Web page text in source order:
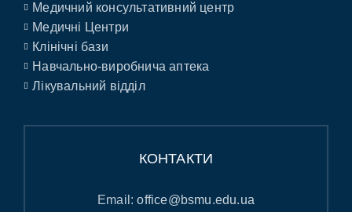
Медичний консультативний центр
Медичні Центри
Клінічні бази
Навчально-виробнича аптека
Лікувальний відділ
КОНТАКТИ
Email:office@bsmu.edu.ua